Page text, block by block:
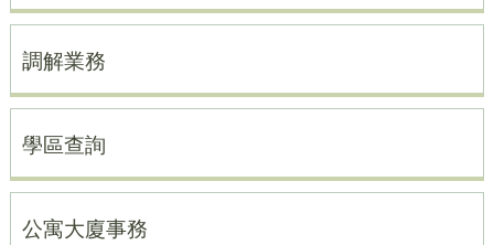
調解業務
學區查詢
公寓大廈事務